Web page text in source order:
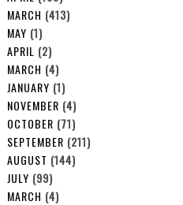
MARCH (413)
MAY (1)
APRIL (2)
MARCH (4)
JANUARY (1)
NOVEMBER (4)
OCTOBER (71)
SEPTEMBER (211)
AUGUST (144)
JULY (99)
MARCH (4)